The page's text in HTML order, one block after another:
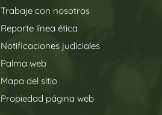
Trabaje con nosotros
Reporte línea ética
Notificaciones judiciales
Palma web
Mapa del sitio
Propiedad página web